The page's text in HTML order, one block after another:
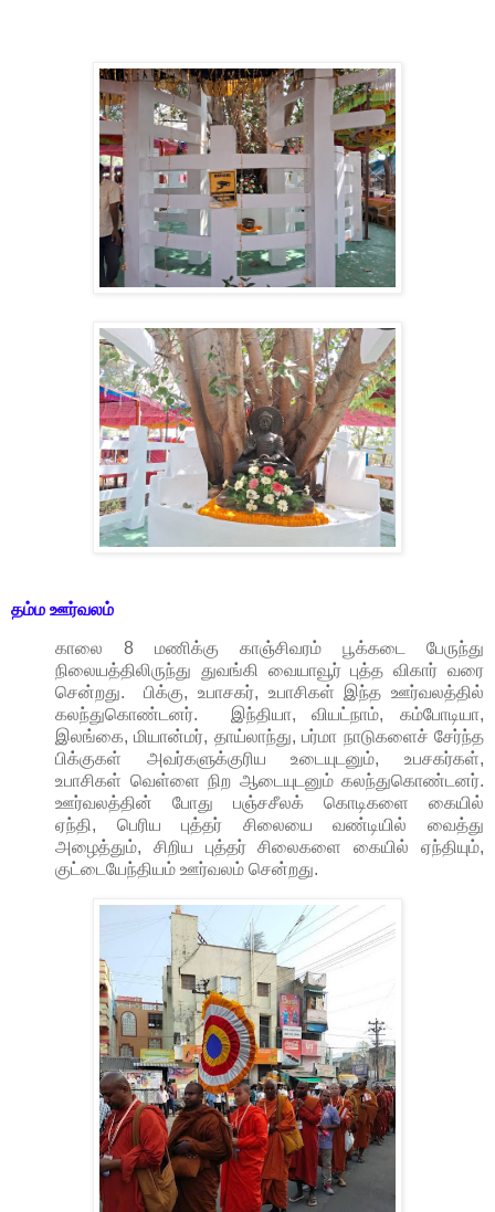
தம்ம ஊர்வலம்
காலை 8 மணிக்கு காஞ்சிவரம் பூக்கடை பேருந்து
நிலையத்திலிருந்து துவங்கி வையாவூர் புத்த விகார் வரை
சென்றது. பிக்கு, உபாசகர், உபாசிகள் இந்த ஊர்வலத்தில்
கலந்துகொண்டனர். இந்தியா, வியட்நாம், கம்போடியா,
இலங்கை, மியான்மர், தாய்லாந்து, பர்மா நாடுகளைச் சேர்ந்த
பிக்குகள் அவர்களுக்குரிய உடையுடனும், உபசகர்கள்,
உபாசிகள் வெள்ளை நிற ஆடையுடனும் கலந்துகொண்டனர்.
ஊர்வலத்தின் போது பஞ்சசீலக் கொடிகளை கையில்
ஏந்தி, பெரிய புத்தர் சிலையை வண்டியில் வைத்து
அழைத்தும், சிறிய புத்தர் சிலைகளை கையில் ஏந்தியும்,
குட்டையேந்தியம் ஊர்வலம் சென்றது.